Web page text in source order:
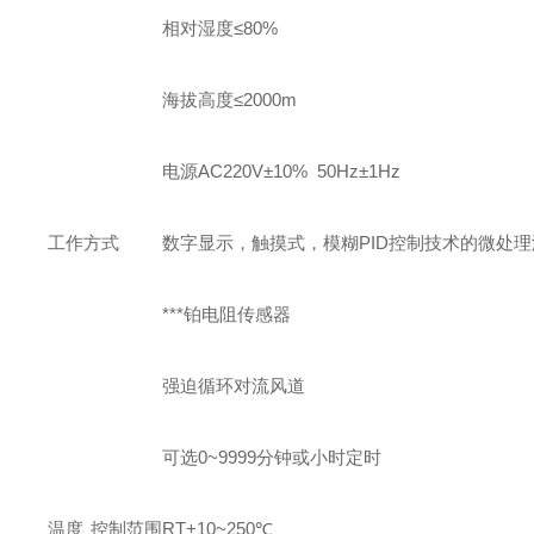
相对湿度≤80%
海拔高度≤2000m
电源AC220V±10% 50Hz±1Hz
工作方式 数字显示，触摸式，模糊PID控制技术的微处理
***铂电阻传感器
强迫循环对流风道
可选0~9999分钟或小时定时
温度 控制范围 RT+10~250℃